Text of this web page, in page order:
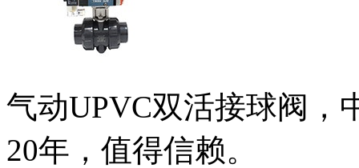
气动UPVC双活接球阀，
20年，值得信赖。